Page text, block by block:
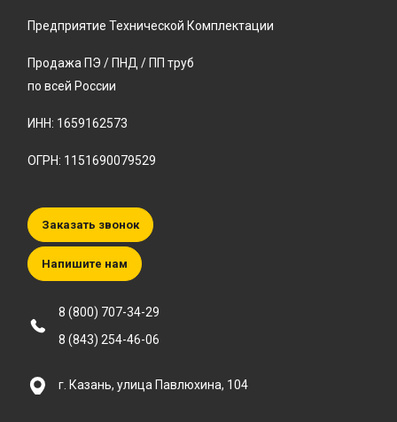
Предприятие Технической Комплектации
Продажа ПЭ / ПНД / ПП труб
по всей России
ИНН: 1659162573
ОГРН: 1151690079529
Заказать звонок
Напишите нам
8 (800) 707-34-29
8 (843) 254-46-06
г. Казань, улица Павлюхина, 104